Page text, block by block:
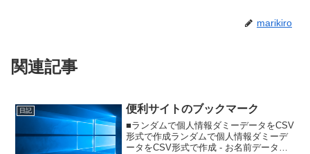
marikiro
関連記事
日記 便利サイトのブックマーク
■ランダムで個人情報ダミーデータをCSV
形式で作成ランダムで個人情報ダミーデ
ータをCSV形式で作成 - お名前データベ